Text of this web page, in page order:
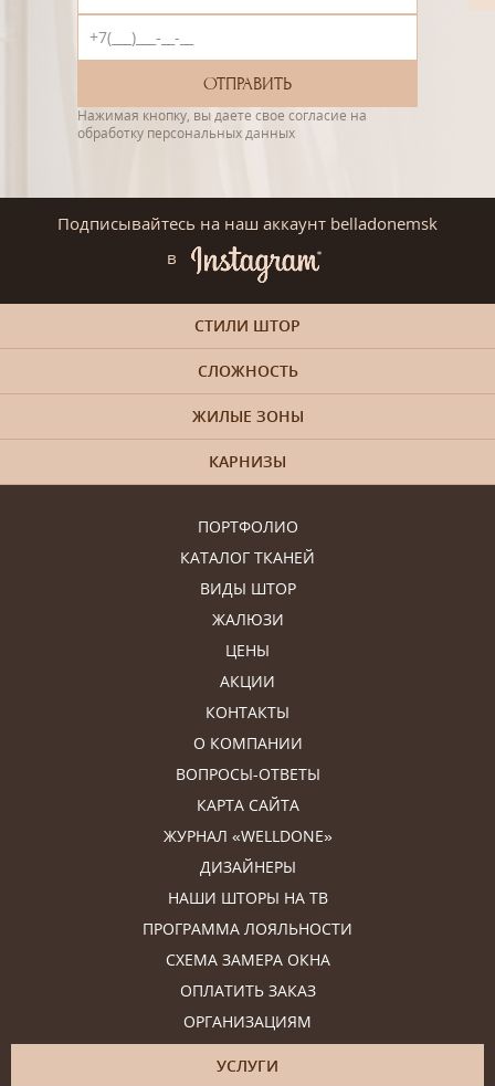
Нажимая кнопку, вы даете свое согласие на
обработку персональных данных
Подписывайтесь на наш аккаунт belladonemsk
в
ПОРТФОЛИО
КАТАЛОГ ТКАНЕЙ
ВИДЫ ШТОР
ЖАЛЮЗИ
ЦЕНЫ
АКЦИИ
КОНТАКТЫ
О КОМПАНИИ
ВОПРОСЫ-ОТВЕТЫ
КАРТА САЙТА
ЖУРНАЛ «WELLDONE»
ДИЗАЙНЕРЫ
НАШИ ШТОРЫ НА ТВ
ПРОГРАММА ЛОЯЛЬНОСТИ
СХЕМА ЗАМЕРА ОКНА
ОПЛАТИТЬ ЗАКАЗ
ОРГАНИЗАЦИЯМ
УСЛУГИ
СТИЛИ ШТОР
СЛОЖНОСТЬ
ЖИЛЫЕ ЗОНЫ
КАРНИЗЫ